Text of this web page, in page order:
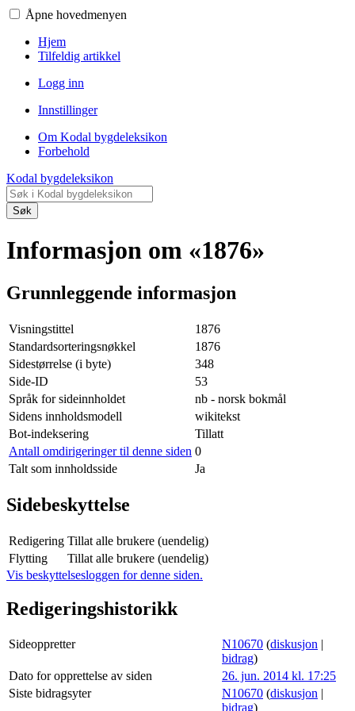
Åpne hovedmenyen
Hjem
Tilfeldig artikkel
Logg inn
Innstillinger
Om Kodal bygdeleksikon
Forbehold
Kodal bygdeleksikon
Søk
Informasjon om «1876»
Grunnleggende informasjon
Visningstittel
1876
Standardsorteringsnøkkel
1876
Sidestørrelse (i byte)
348
Side-ID
53
Språk for sideinnholdet
nb - norsk bokmål
Sidens innholdsmodell
wikitekst
Bot-indeksering
Tillatt
Antall omdirigeringer til denne siden 0
Talt som innholdsside
Ja
Sidebeskyttelse
Redigering Tillat alle brukere (uendelig)
Flytting
Tillat alle brukere (uendelig)
Vis beskyttelsesloggen for denne siden.
Redigeringshistorikk
Sideoppretter N10670 (diskusjon |
bidrag)
Dato for opprettelse av siden
26. jun. 2014 kl. 17:25
Siste bidragsyter
N10670 (diskusjon |
bidrag)